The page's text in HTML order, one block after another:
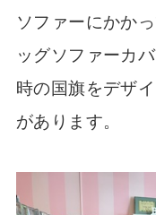
ソファーにかか
ッグソファーカ
時の国旗をデザ
があります。